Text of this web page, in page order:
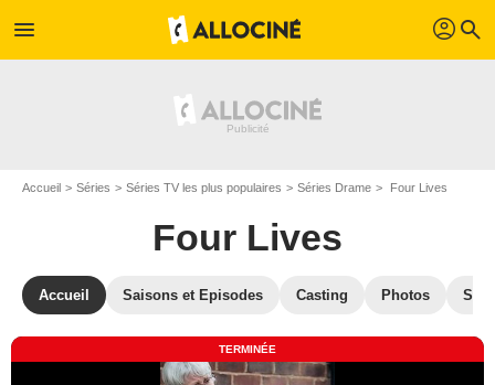
menu profil search
Accueil Séries Séries TV les plus populaires Séries Drame Four Lives
Four Lives
Accueil Saisons et Episodes Casting Photos
TERMINÉE